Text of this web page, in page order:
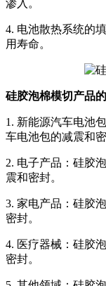
渗入。
4. 电池散热系统的
用寿命。
硅胶泡棉模切产品
1 . 新能源汽车电池
车电池包的减震和密
2. 电子产品：硅胶
震和密封。
3. 家电产品：硅胶
密封。
4. 医疗器械：硅胶
密封。